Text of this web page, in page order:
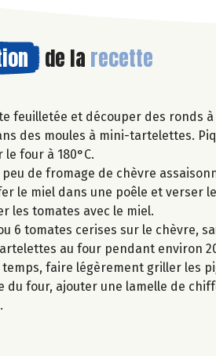
de la recette
feuilletée et découper des ronds
des moules à mini-tartelettes.
le four à 180°C.
de fromage de chèvre
le miel dans une poêle et verser
les tomates avec le miel.
6 tomates cerises sur le chèvre,
au four pendant environ
temps, faire légèrement griller les
du four, ajouter une lamelle de